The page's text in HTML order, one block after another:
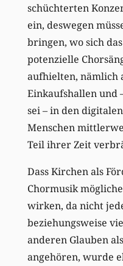
schüchterten
ein, deswegen
bringen, wo sich
potenzielle
aufhielten, nämlich
Einkaufshallen und
sei – in den
Menschen
Teil ihrer Zeit
Dass Kirchen als
Chormusik
wirken, da nicht
beziehungsweise
anderen Glauben
angehören, wurde